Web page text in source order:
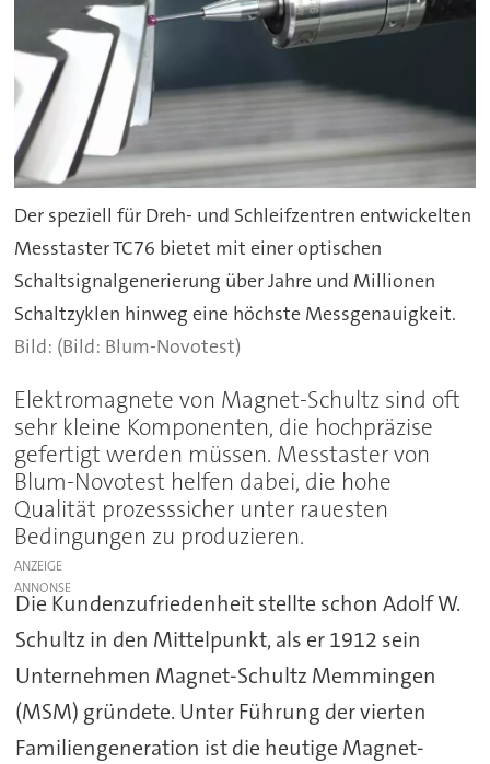
Der speziell für Dreh- und Schleifzentren entwickelten
Messtaster TC76 bietet mit einer optischen
Schaltsignalgenerierung über Jahre und Millionen
Schaltzyklen hinweg eine höchste Messgenauigkeit.
(Bild: Blum-Novotest)
Elektromagnete von Magnet-Schultz sind oft
sehr kleine Komponenten, die hochpräzise
gefertigt werden müssen. Messtaster von
Blum-Novotest helfen dabei, die hohe
Qualität prozesssicher unter rauesten
Bedingungen zu produzieren.
ANZEIGE
Die Kundenzufriedenheit stellte schon Adolf W.
Schultz in den Mittelpunkt, als er 1912 sein
Unternehmen Magnet-Schultz Memmingen
(MSM) gründete. Unter Führung der vierten
Familiengeneration ist die heutige Magnet-